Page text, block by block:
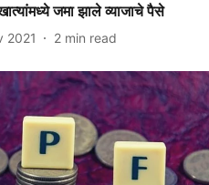
जमा झाले व्याजाचे पैसे
2021 2 min read